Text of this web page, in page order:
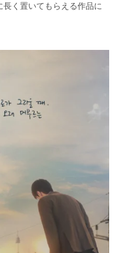
く置いてもらえる作品に